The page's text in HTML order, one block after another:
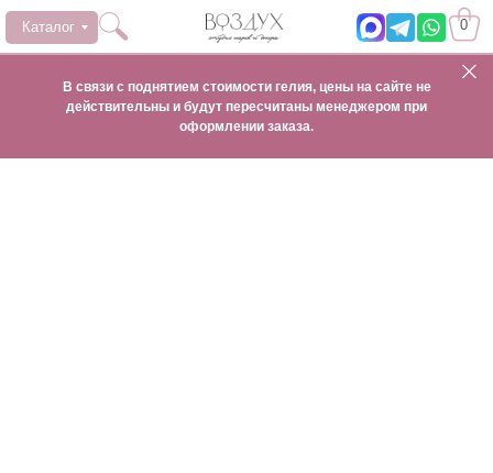
0
Каталог
В связи с поднятием стоимости гелия, цены на сайте не
действительны и будут пересчитаны менеджером при
оформлении заказа.